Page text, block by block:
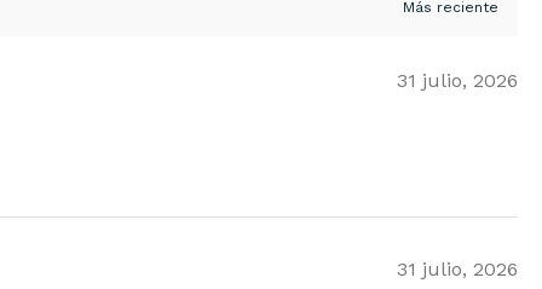
31 julio, 2026
31 julio, 2026